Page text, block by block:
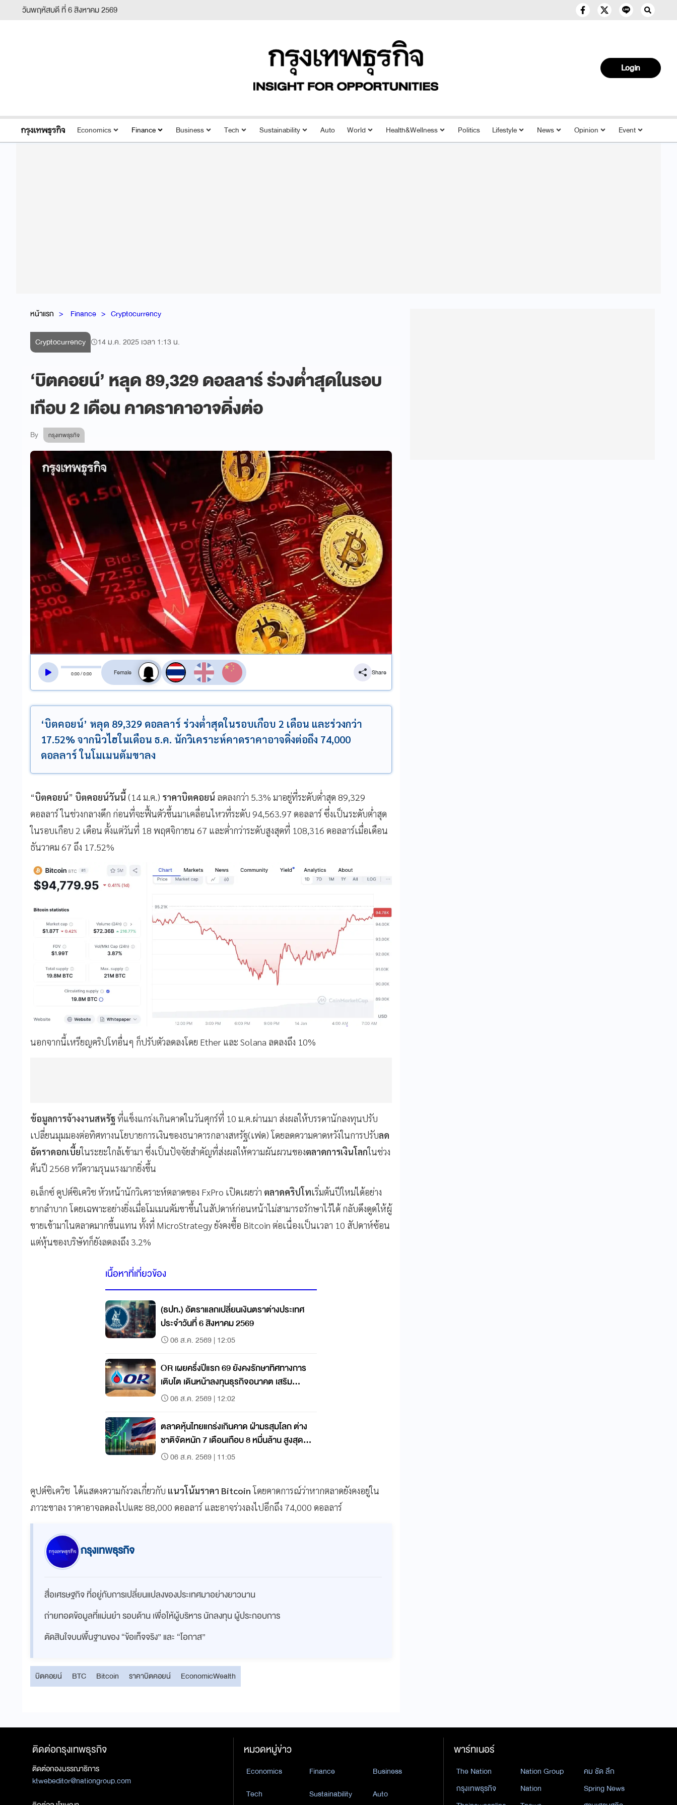
วันพฤหัสบดี ที่ 6 สิงหาคม 2569
Login
Economics Finance Business Tech Sustainability Auto World Health&Wellness Politics Lifestyle News Opinion Event
หน้าแรก Finance Cryptocurrency
Cryptocurrency 14 ม.ค. 2025 เวลา 1:13 น.
‘บิตคอยน์’ หลุด 89,329 ดอลลาร์ ร่วงต่ำสุดในรอบ
เกือบ 2 เดือน คาดราคาอาจดิ่งต่อ
By กรุงเทพธุรกิจ
0:00/0:00
สลับเสียงอ่าน
Share
‘บิตคอยน์’ หลุด 89,329 ดอลลาร์ ร่วงต่ำสุดในรอบเกือบ 2 เดือน และร่วงกว่า
17.52% จากนิวไฮในเดือน ธ.ค. นักวิเคราะห์คาดราคาอาจดิ่งต่อถึง 74,000
ดอลลาร์ ในโมเมนตัมขาลง
“บิตคอยน์” บิตคอยน์วันนี้ (14 ม.ค.) ราคาบิตคอยน์ ลดลงกว่า 5.3% มาอยู่ที่ระดับต่ำสุด 89,329
ดอลลาร์ ในช่วงกลางดึก ก่อนที่จะฟื้นตัวขึ้นมาเคลื่อนไหวที่ระดับ 94,563.97 ดอลลาร์ ซึ่งเป็นระดับต่ำสุด
ในรอบเกือบ 2 เดือน ตั้งแต่วันที่ 18 พฤศจิกายน 67 และต่ำกว่าระดับสูงสุดที่ 108,316 ดอลลาร์เมื่อเดือน
ธันวาคม 67 ถึง 17.52%
นอกจากนี้เหรียญคริปโทอื่นๆ ก็ปรับตัวลดลงโดย Ether และ Solana ลดลงถึง 10%
ข้อมูลการจ้างงานสหรัฐที่แข็งแกร่งเกินคาดในวันศุกร์ที่ 10 ม.ค.ผ่านมา ส่งผลให้บรรดานักลงทุนปรับ
เปลี่ยนมุมมองต่อทิศทางนโยบายการเงินของธนาคารกลางสหรัฐ(เฟด) โดยลดความคาดหวังในการปรับลด
อัตราดอกเบี้ยในระยะใกล้เข้ามา ซึ่งเป็นปัจจัยสำคัญที่ส่งผลให้ความผันผวนของตลาดการเงินโลกในช่วง
ต้นปี 2568 ทวีความรุนแรงมากยิ่งขึ้น
อเล็กซ์ คูปต์ซิเควิช หัวหน้านักวิเคราะห์ตลาดของ FxPro เปิดเผยว่า ตลาดคริปโทเริ่มต้นปีใหม่ได้อย่าง
ยากลำบาก โดยเฉพาะอย่างยิ่งเมื่อโมเมนตัมขาขึ้นในสัปดาห์ก่อนหน้าไม่สามารถรักษาไว้ได้ กลับดึงดูดให้ผู้
ขายเข้ามาในตลาดมากขึ้นแทน ทั้งที่ MicroStrategy ยังคงซื้อ Bitcoin ต่อเนื่องเป็นเวลา 10 สัปดาห์ซ้อน
แต่หุ้นของบริษัทก็ยังลดลงถึง 3.2%
เนื้อหาที่เกี่ยวข้อง
(ธปท.) อัตราแลกเปลี่ยนเงินตราต่างประเทศ
ประจำวันที่ 6 สิงหาคม 2569
06 ส.ค. 2569 | 12:05
OR เผยครึ่งปีแรก 69 ยังคงรักษาทิศทางการ
เติบโต เดินหน้าลงทุนธุรกิจอนาคต เสริม
เติบโตระยะยาว
06 ส.ค. 2569 | 12:02
ตลาดหุ้นไทยแกร่งเกินคาด ฝ่ามรสุมโลก ต่าง
ชาติจัดหนัก 7 เดือนเกือบ 8 หมื่นล้าน สูงสุดใน
ภูมิภาค
06 ส.ค. 2569 | 11:05
คูปต์ซิเควิช ได้แสดงความกังวลเกี่ยวกับ แนวโน้มราคา Bitcoinโดยคาดการณ์ว่าหากตลาดยังคงอยู่ใน
ภาวะขาลง ราคาอาจลดลงไปแตะ 88,000 ดอลลาร์ และอาจร่วงลงไปอีกถึง 74,000 ดอลลาร์
กรุงเทพธุรกิจ
สื่อเศรษฐกิจ ที่อยู่กับการเปลี่ยนแปลงของประเทศมาอย่างยาวนาน
ถ่ายทอดข้อมูลที่แม่นยำ รอบด้าน เพื่อให้ผู้บริหาร นักลงทุน ผู้ประกอบการ
ตัดสินใจบนพื้นฐานของ “ข้อเท็จจริง” และ “โอกาส”
บิตคอยน์ BTC Bitcoin ราคาบิตคอยน์ EconomicWealth
ติดต่อกรุงเทพธุรกิจ
ติดต่อกองบรรณาธิการ
ktwebeditor@nationgroup.com
หมวดหมู่ข่าว
Economics Finance
Business
Tech
Sustainability Auto
พาร์ทเนอร์
The Nation Nation Group
คม ชัด ลึก
กรุงเทพธุรกิจ
Nation
Spring News